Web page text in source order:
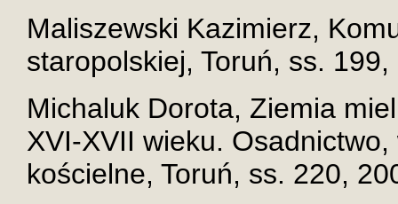
Maliszewski Kazimierz,
staropolskiej, Toruń, ss.
Michaluk Dorota, Ziemia
XVI-XVII wieku. Osadnictwo,
kościelne, Toruń, ss. 220,